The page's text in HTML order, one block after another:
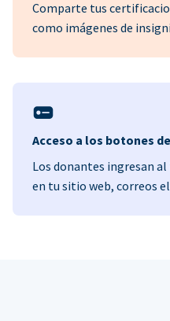
Comparte tus
como imágenes de
Acceso a los botones
Los donantes ingresan
en tu sitio web, correos